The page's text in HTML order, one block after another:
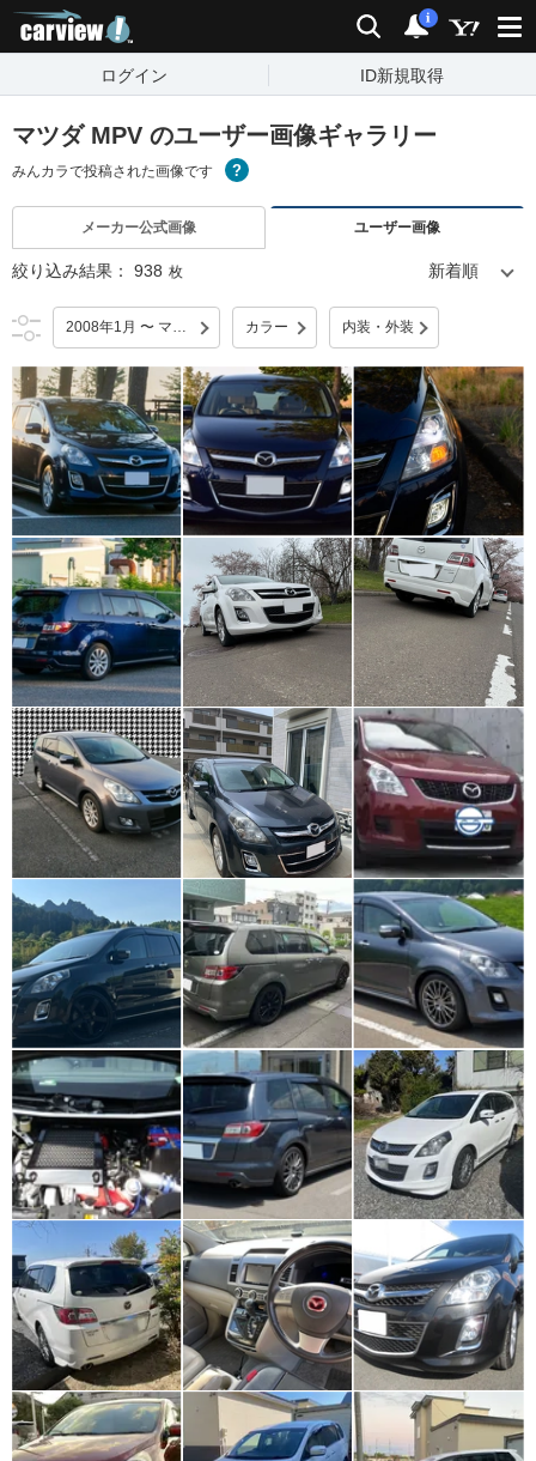
検索 通知
i
ログイン ID新規取得
マツダ MPV のユーザー画像ギャラリー
みんカラで投稿された画像です
メーカー公式画像 ユーザー画像
絞り込み結果： 938 枚
2008年1月 〜 マイナーチェンジ カラー 内装・外装